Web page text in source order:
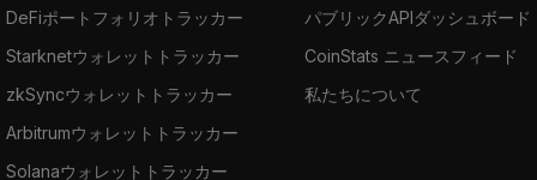
DeFiポートフォリオトラッカー
Starknetウォレットトラッカー
zkSyncウォレットトラッカー
Arbitrumウォレットトラッカー
Solanaウォレットトラッカー
パブリックAPIダッシュボード
CoinStats ニュースフィード
私たちについて